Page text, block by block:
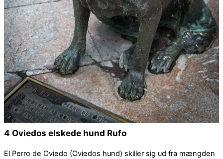
4 Oviedos elskede hund Rufo
El Perro de Oviedo (Oviedos hund) skiller sig ud fra mængden